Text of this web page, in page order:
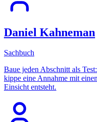
Daniel Kahneman
Sachbuch
Baue jeden Abschnitt als
kippe eine Annahme mit
Einsicht entsteht.